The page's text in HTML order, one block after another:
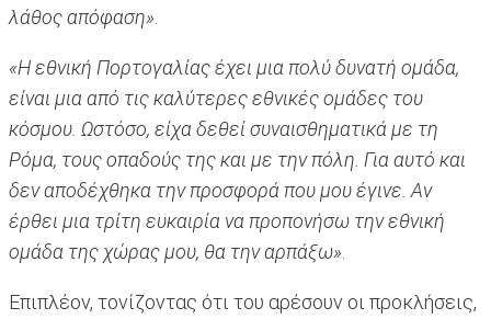
λάθος απόφαση».
«Η εθνική Πορτογαλίας έχει μια πολύ δυνατή ομάδα,
είναι μια από τις καλύτερες εθνικές ομάδες του
κόσμου. Ωστόσο, είχα δεθεί συναισθηματικά με τη
Ρόμα, τους οπαδούς της και με την πόλη. Για αυτό και
δεν αποδέχθηκα την προσφορά που μου έγινε. Αν
έρθει μια τρίτη ευκαιρία να προπονήσω την εθνική
ομάδα της χώρας μου, θα την αρπάξω».
Επιπλέον, τονίζοντας ότι του αρέσουν οι προκλήσεις,